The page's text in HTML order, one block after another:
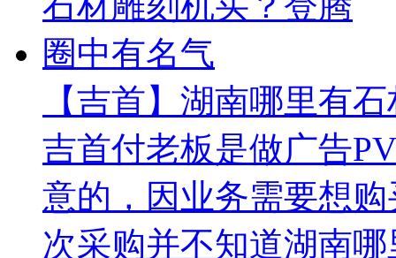
【吉首】湖南哪里有
吉首付老板是做广告
意的，因业务需要想
次采购并不知道湖南